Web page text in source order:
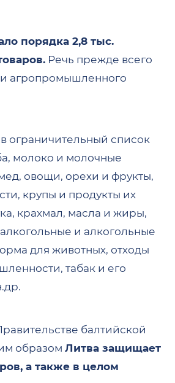
порядка 2,8 тыс.
Речь прежде всего
агропромышленного
в ограничительный список
молоко и молочные
овощи, орехи и фрукты,
крупы и продукты их
крахмал, масла и жиры,
и алкогольные
для животных, отходы
табак и его
балтийской
образом Литва защищает
а также в целом